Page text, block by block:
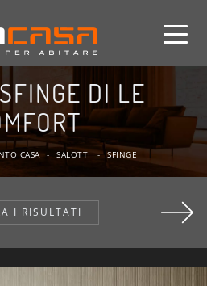
DI LE
CASA - SALOTTI - SFINGE
I RISULTATI